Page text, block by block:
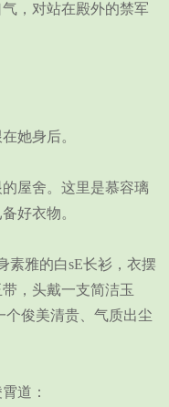
，对站在殿外的禁军
她身后。
屋舍。这里是慕容璃
好衣物。
雅的白sE长衫，衣摆
，头戴一支简洁玉
个俊美清贵、气质出尘
道：